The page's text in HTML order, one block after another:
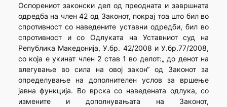
Оспорениот законски дел од преодната и завршната
одредба на член 42 од Законот, покрај тоа што бил во
спротивност со наведените уставни одредби, бил во
спротивност и со Одлуката на Уставниот суд на
Република Македонија, У.бр. 42/2008 и У.бр.77/2008,
со која е укинат член 2 став 1 во делот:„ до денот на
влегување во сила на овој закон“ од Законот за
определување на дополнителен услов за вршење
јавна функција. Во врска со наведената одлука, со
измените и дополнувањата на Законот,